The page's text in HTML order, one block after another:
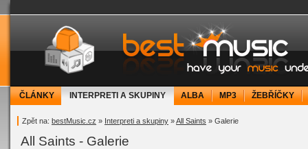
bestMusic.cz - Have your music under
ČLÁNKY INTERPRETI A SKUPINY ALBA MP3 ŽEBŘÍČKY
Zpět na: bestMusic.cz » Interpreti a skupiny »All Saints » Galerie
All Saints - Galerie